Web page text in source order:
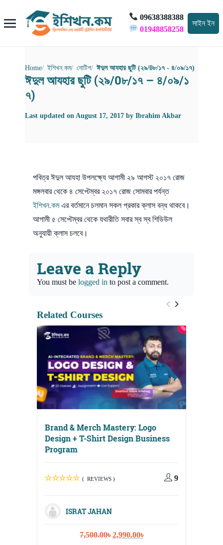
09638388388
01948858258
সাইন ইন
Home ইশিখন.কম নোটিশ ঈদুল আযহার ছুটি (২৯/0৮/১৭ - ৪/০৯/১৭)
ঈদুল আযহার ছুটি (২৯/0৮/১৭ – ৪/০৯/১
৭)
Last updated on August 17, 2017 by Ibrahim Akbar
পবিত্র ঈদুল আযহা উপলক্ষ্যে আগামী ২৯ আগস্ট ২০১৭ রোজ
মঙ্গলবার থেকে ৪ সেপ্টেম্বর ২০১৭ রোজ সোমবার পর্যন্ত
ইশিখন.কমএর বর্তমানে চলমান সকল প্রকার ক্লাস বন্ধ থাকবে।
আগামী ৫ সেপ্টেম্বর থেকে যথারীতি সবার স্ব স্ব শিডিউল
অনুযায়ী ক্লাস চলবে।
Leave a Reply
You must be logged in to post a comment.
Related Courses
Brand & Merch Mastery: Logo
Design + T-Shirt Design Business
Program
( REVIEWS ) 9
ISRAT JAHAN
7,500.00৳ Original
2,990.00৳Current